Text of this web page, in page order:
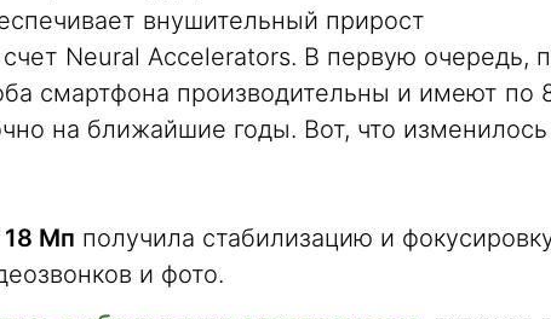
внушительный прирост
Neural Accelerators. В первую очередь,
смартфона производительны и имеют по
на ближайшие годы. Вот, что изменилось
18 Мп получила стабилизацию и
и фото.